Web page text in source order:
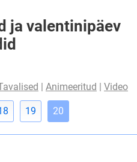
ja valentinipäev
| Animeeritud | Video
19 20